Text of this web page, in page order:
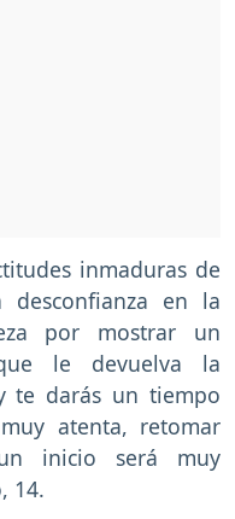
inmaduras de
en la
por mostrar un
le devuelva la
te darás un tiempo
atenta, retomar
inicio será muy
14.